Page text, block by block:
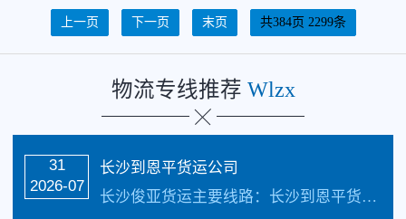
上一页 下一页 末页 共384页 2299条
物流专线推荐 Wlzx
31
2026-07
长沙到恩平货运公司
长沙俊亚货运主要线路：长沙到恩平货运公司全境直达专线，天天发车24小时服务热线电话：（133-5002-3601）2-3天可以安全把货物送货到以下地址：广州市、深圳市19个地级市：珠海市、汕头市、佛山市、韶关市、湛江市、肇庆市、江门市、茂名市、惠州市、梅州市、汕尾市、河源市、阳江市、清远市、东莞市、中山市、潮州市、揭阳...…